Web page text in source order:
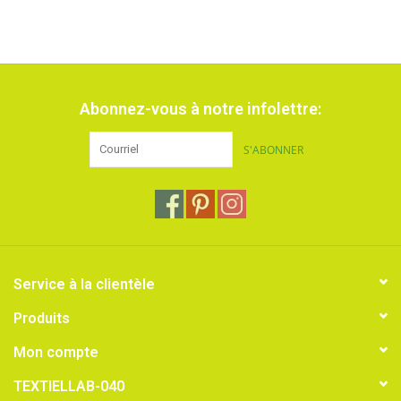
Abonnez-vous à notre infolettre:
S'ABONNER
Service à la clientèle
Produits
Mon compte
TEXTIELLAB-040